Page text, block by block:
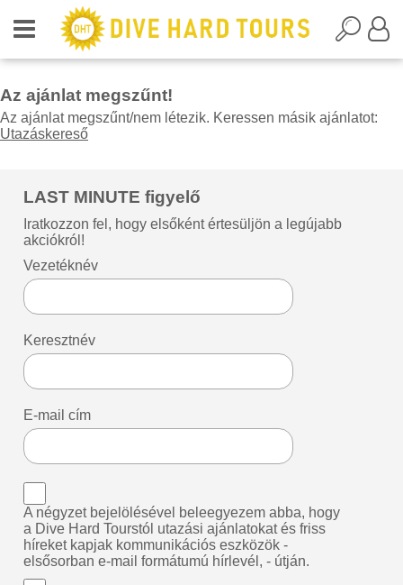
Az ajánlat megszűnt!
Az ajánlat megszűnt/nem létezik. Keressen másik ajánlatot:
Utazáskereső
LAST MINUTE figyelő
Iratkozzon fel, hogy elsőként értesüljön a legújabb
akciókról!
Vezetéknév
Keresztnév
E-mail cím
A négyzet bejelölésével beleegyezem abba, hogy
a Dive Hard Tourstól utazási ajánlatokat és friss
híreket kapjak kommunikációs eszközök -
elsősorban e-mail formátumú hírlevél, - útján.